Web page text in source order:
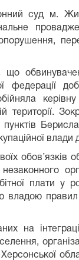
суд м.
федерації
території.
обов’язків
плати
на